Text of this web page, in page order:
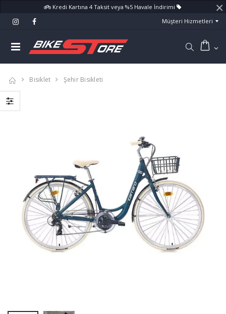
Kredi Kartına 4 Taksit veya %5 Havale İndirimi ×
Müşteri Hizmetleri
Bisiklet Şehir Bisikleti